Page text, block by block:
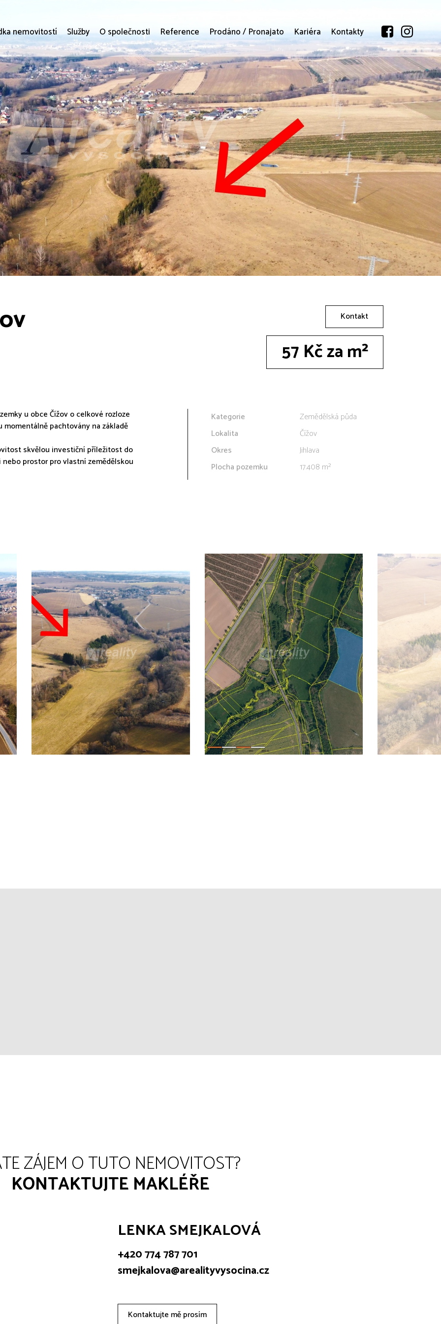
nemovitostí Služby O společnosti Reference Prodáno / Pronajato Kariéra Kontakty
Kontakt
57 Kč za m²
u obce Čížov o celkové rozloze
momentálně pachtovány na základě
skvělou investiční příležitost do
prostor pro vlastní zemědělskou
Kategorie
Zemědělská půda
Lokalita
Čížov
Okres
Jihlava
Plocha pozemku
17.408 m²
ZÁJEM O TUTO NEMOVITOST?
KONTAKTUJTE MAKLÉŘE
LENKA SMEJKALOVÁ
+420 774 787 701
smejkalova@arealityvysocina.cz
Kontaktujte mě prosím